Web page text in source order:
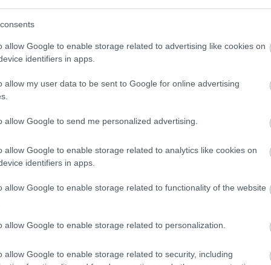
allow Google to enable storage related to advertising like cookies on
identifiers in apps.
allow my user data to be sent to Google for online advertising
allow Google to send me personalized advertising.
allow Google to enable storage related to analytics like cookies on
identifiers in apps.
allow Google to enable storage related to functionality of the website
allow Google to enable storage related to personalization.
allow Google to enable storage related to security, including
– ugyancsak az MLSZ-szel
egy nagyméretű, 68 x 105 méteres
Sportiskola a nyáron 5 millió Ft
Ez az önerőből végzett
öltözőinek tisztasági festését, az eddig is
felújítását, a már meglévő gyepszőnyeg
valamint kisebb,